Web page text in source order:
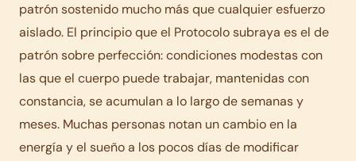
patrón sostenido mucho más que cualquier esfuerzo
aislado. El principio que el Protocolo subraya es el de
patrón sobre perfección: condiciones modestas con
las que el cuerpo puede trabajar, mantenidas con
constancia, se acumulan a lo largo de semanas y
meses. Muchas personas notan un cambio en la
energía y el sueño a los pocos días de modificar